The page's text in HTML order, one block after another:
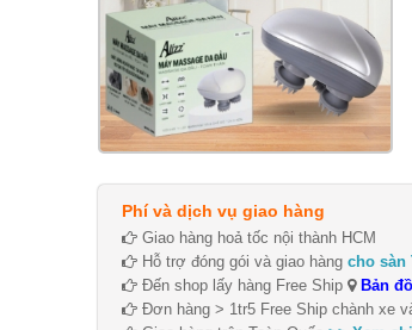
Phí và dịch vụ giao hàng
Giao hàng hoả tốc nội thành HCM
Hỗ trợ đóng gói và giao hàng cho sàn
Đến shop lấy hàng Free Ship
Bản đồ
Đơn hàng > 1tr5 Free Ship chành xe